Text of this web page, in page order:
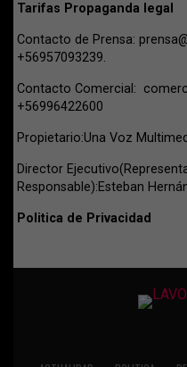
Tarifas Propaganda legal
Contacto de Prensa:
+56957093239.
Contacto Comercial:
+56996422600
Propietario:Una Voz
Director
Responsable):Esteban
Politica de Privacidad